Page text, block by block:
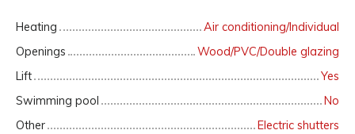
Heating
Air conditioning/Individual
Openings
Wood/PVC/Double glazing
Lift
Yes
Swimming pool
No
Other
Electric shutters